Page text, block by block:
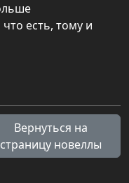
есть, тому и
Вернуться на
страницу новеллы